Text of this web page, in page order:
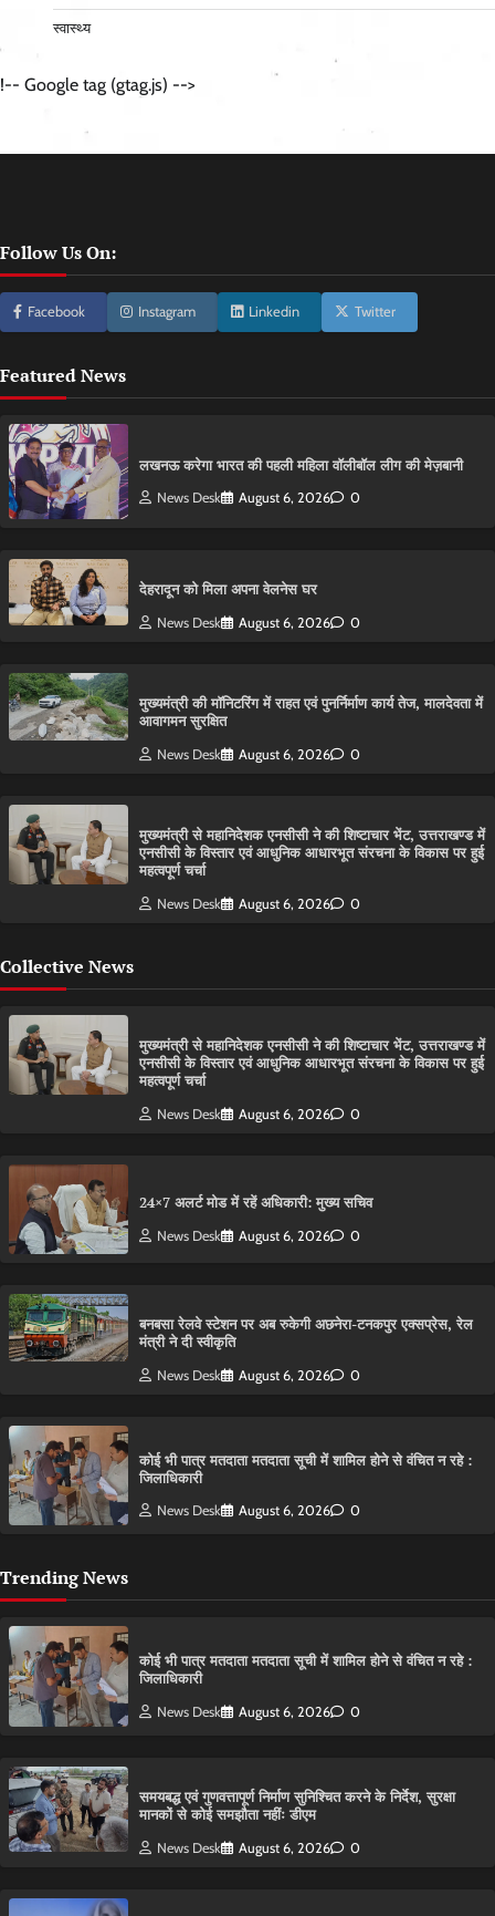
स्वास्थ्य
!-- Google tag (gtag.js) -->
Follow Us On:
Facebook Instagram Linkedin Twitter
Featured News
लखनऊ करेगा भारत की पहली महिला वॉलीबॉल लीग की मेज़बानी
News Desk August 6, 2026 0
देहरादून को मिला अपना वेलनेस घर
News Desk August 6, 2026 0
मुख्यमंत्री की मॉनिटरिंग में राहत एवं पुनर्निर्माण कार्य तेज, मालदेवता में
आवागमन सुरक्षित
News Desk August 6, 2026 0
मुख्यमंत्री से महानिदेशक एनसीसी ने की शिष्टाचार भेंट, उत्तराखण्ड में
एनसीसी के विस्तार एवं आधुनिक आधारभूत संरचना के विकास पर हुई
महत्वपूर्ण चर्चा
News Desk August 6, 2026 0
Collective News
मुख्यमंत्री से महानिदेशक एनसीसी ने की शिष्टाचार भेंट, उत्तराखण्ड में
एनसीसी के विस्तार एवं आधुनिक आधारभूत संरचना के विकास पर हुई
महत्वपूर्ण चर्चा
News Desk August 6, 2026 0
24×7 अलर्ट मोड में रहें अधिकारी: मुख्य सचिव
News Desk August 6, 2026 0
बनबसा रेलवे स्टेशन पर अब रुकेगी अछनेरा-टनकपुर एक्सप्रेस, रेल
मंत्री ने दी स्वीकृति
News Desk August 6, 2026 0
कोई भी पात्र मतदाता मतदाता सूची में शामिल होने से वंचित न रहे :
जिलाधिकारी
News Desk August 6, 2026 0
Trending News
कोई भी पात्र मतदाता मतदाता सूची में शामिल होने से वंचित न रहे :
जिलाधिकारी
News Desk August 6, 2026 0
समयबद्ध एवं गुणवत्तापूर्ण निर्माण सुनिश्चित करने के निर्देश, सुरक्षा
मानकों से कोई समझौता नहींः डीएम
News Desk August 6, 2026 0